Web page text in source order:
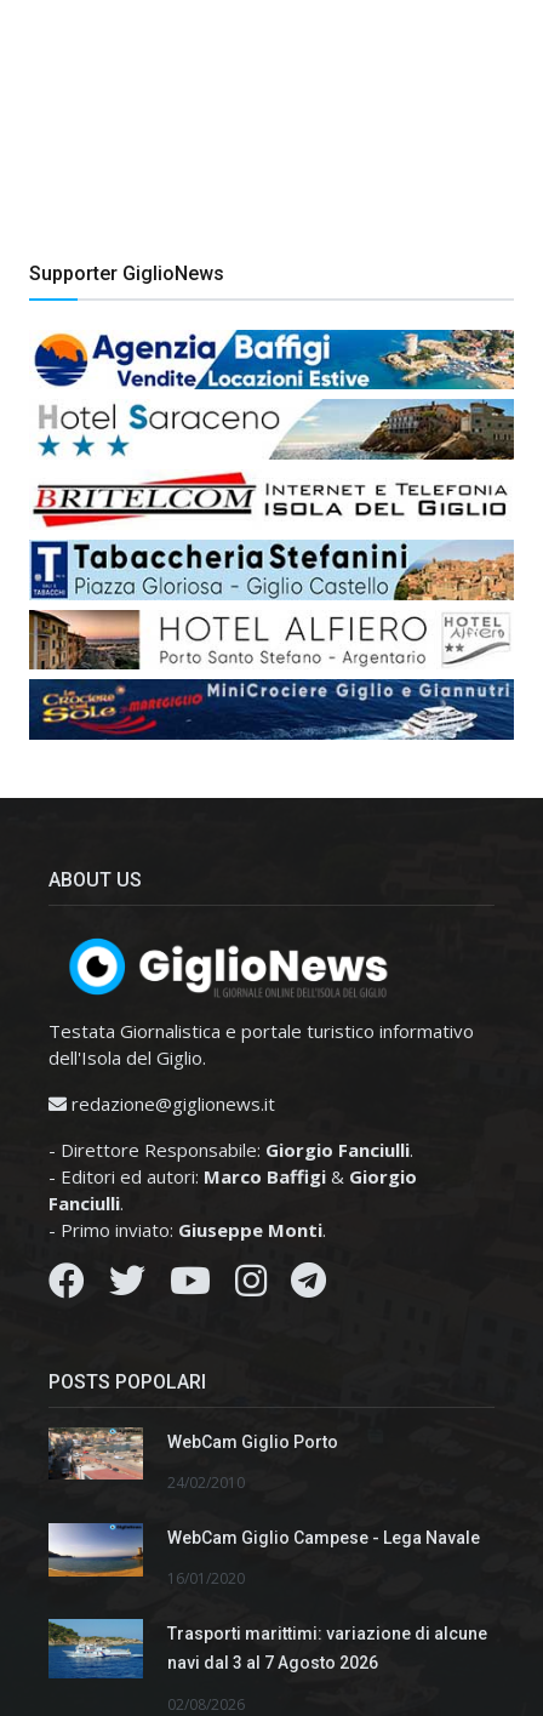
Supporter GiglioNews
ABOUT US
Testata Giornalistica e portale turistico informativo
dell'Isola del Giglio.
redazione@giglionews.it
- Direttore Responsabile: Giorgio Fanciulli.
- Editori ed autori: Marco Baffigi & Giorgio
Fanciulli.
- Primo inviato: Giuseppe Monti.
POSTS POPOLARI
WebCam Giglio Porto
24/02/2010
WebCam Giglio Campese - Lega Navale
16/01/2020
Trasporti marittimi: variazione di alcune
navi dal 3 al 7 Agosto 2026
02/08/2026